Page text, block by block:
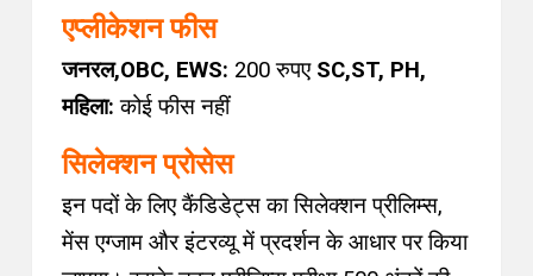
एप्लीकेशन फीस
जनरल,OBC, EWS: 200 रुपए SC,ST, PH,
महिला: कोई फीस नहीं
सिलेक्शन प्रोसेस
इन पदों के लिए कैंडिडेट्स का सिलेक्शन प्रीलिम्स,
मेंस एग्जाम और इंटरव्यू में प्रदर्शन के आधार पर किया